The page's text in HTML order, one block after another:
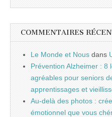
COMMENTAIRES
Le Monde et Nous dans
Prévention Alzheimer : 8
agréables pour seniors
apprentissages et
Au-delà des photos :
émotionnel que vous